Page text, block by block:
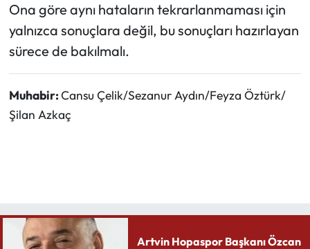
Ona göre aynı hataların tekrarlanmaması için
yalnızca sonuçlara değil, bu sonuçları hazırlayan
sürece de bakılmalı.
Muhabir:Cansu Çelik/Sezanur Aydın/Feyza Öztürk/
Şilan Azkaç
Artvin Hopaspor Başkanı Özcan